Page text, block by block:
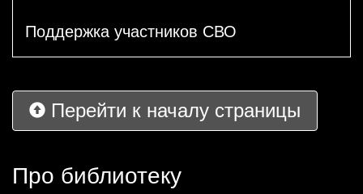
Поддержка участников СВО
Перейти к началу страницы
Про библиотеку